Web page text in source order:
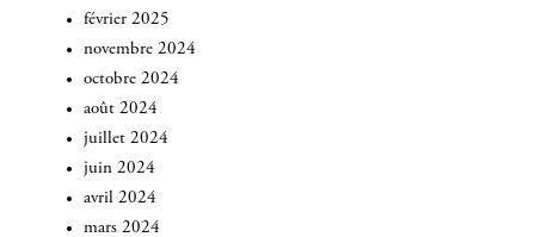
février 2025
novembre 2024
octobre 2024
août 2024
juillet 2024
juin 2024
avril 2024
mars 2024